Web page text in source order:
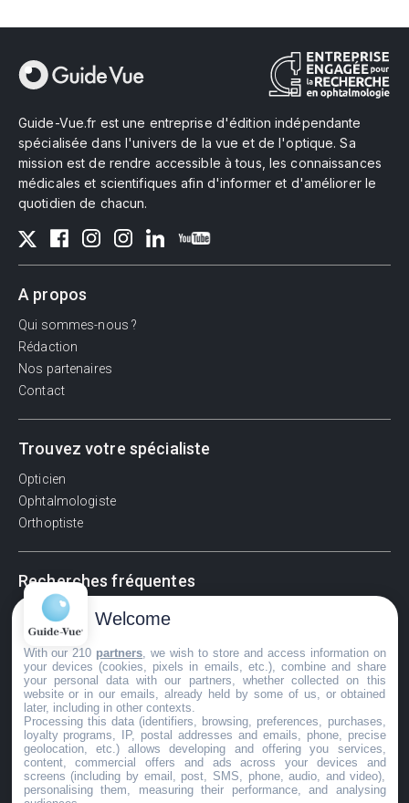
Guide-Vue.fr est une entreprise d'édition indépendante
spécialisée dans l'univers de la vue et de l'optique. Sa
mission est de rendre accessible à tous, les connaissances
médicales et scientifiques afin d'informer et d'améliorer le
quotidien de chacun.
A propos
Qui sommes-nous ?
Rédaction
Nos partenaires
Contact
Trouvez votre spécialiste
Opticien
Ophtalmologiste
Orthoptiste
Recherches fréquentes
Pathologies adultes
Signes d'une urgence ophtalmologique
La vision
Acuité visuelle
Myosis / mydriase
Œdème oculaire
©GuideVue2024
Welcome
With our 210 partners , we wish to store and access information on
your devices (cookies, pixels in emails, etc.), combine and share
your personal data with our partners, whether collected on this
website or in our emails, already held by some of us, or obtained
later, including in other contexts.
Processing this data (identifiers, browsing, preferences, purchases,
loyalty programs, IP, postal addresses and emails, phone, precise
geolocation, etc.) allows developing and offering you services,
content, commercial offers and ads across your devices and
screens (including by email, post, SMS, phone, audio, and video),
personalising them, measuring their performance, and analysing